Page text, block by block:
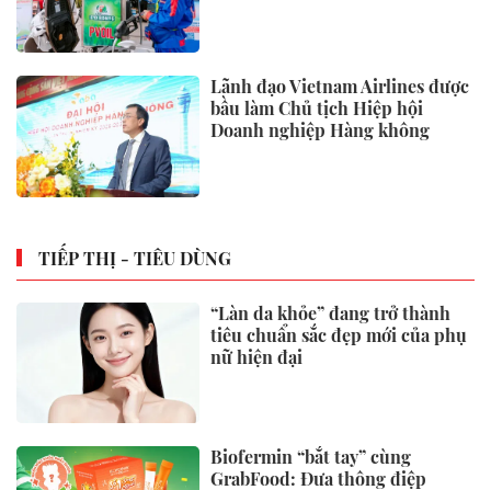
Lãnh đạo Vietnam Airlines được
bầu làm Chủ tịch Hiệp hội
Doanh nghiệp Hàng không
TIẾP THỊ - TIÊU DÙNG
“Làn da khỏe” đang trở thành
tiêu chuẩn sắc đẹp mới của phụ
nữ hiện đại
Biofermin “bắt tay” cùng
GrabFood: Đưa thông điệp